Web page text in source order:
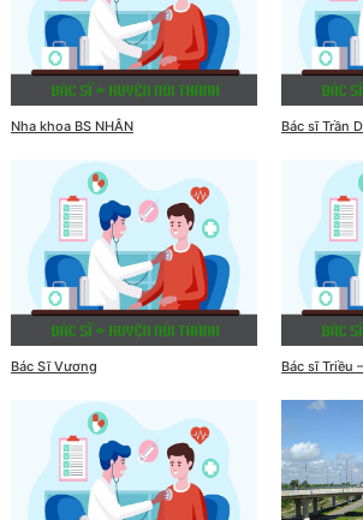
Nha khoa BS NHÂN Bác sĩ Trần
Bác Sĩ Vương Bác sĩ Triều